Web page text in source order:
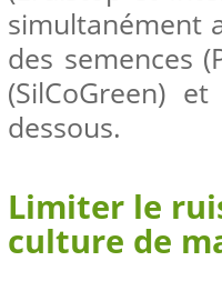
simultanément
des semences
(SilCoGreen)
dessous.
Limiter le
culture de